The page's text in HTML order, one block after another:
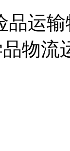
品运
物流